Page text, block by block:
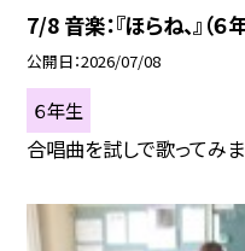
7/8 音楽：『ほらね、』（６
公開日 2026/07/08
６年生
合唱曲を試しで歌ってみま